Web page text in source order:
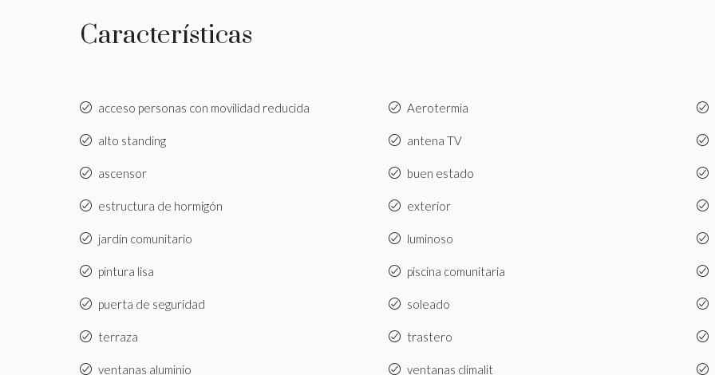
Características
acceso personas con movilidad reducida Aerotermia
alto standing antena TV
ascensor buen estado
estructura de hormigón exterior
jardín comunitario luminoso
pintura lisa piscina comunitaria
puerta de seguridad soleado
terraza trastero
ventanas aluminio ventanas climalit